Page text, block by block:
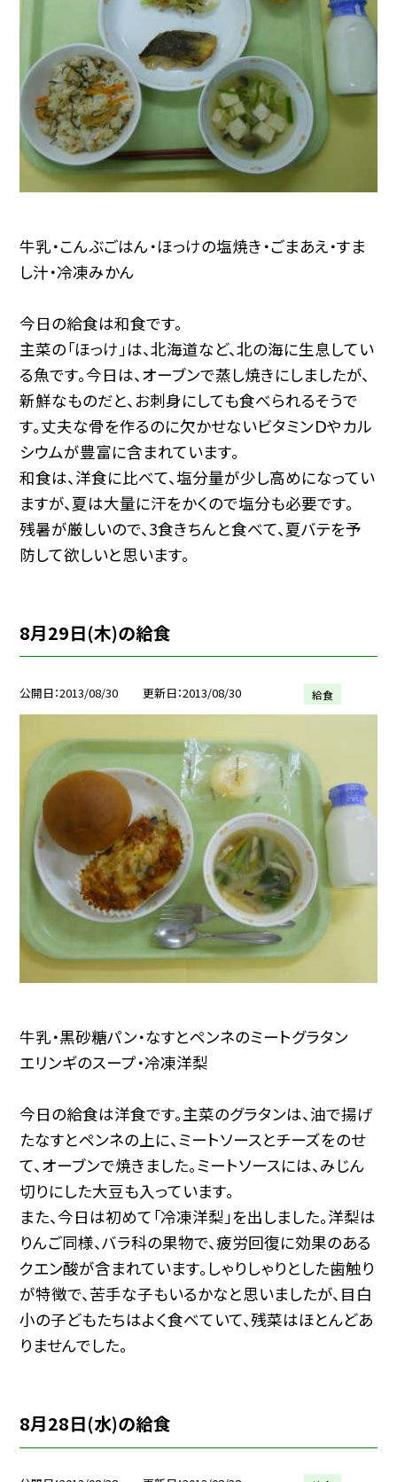
牛乳・こんぶごはん・ほっけの塩焼き・ごまあえ・すま
し汁・冷凍みかん
今日の給食は和食です。
主菜の「ほっけ」は、北海道など、北の海に生息してい
る魚です。今日は、オーブンで蒸し焼きにしましたが、
新鮮なものだと、お刺身にしても食べられるそうで
す。丈夫な骨を作るのに欠かせないビタミンＤやカル
シウムが豊富に含まれています。
和食は、洋食に比べて、塩分量が少し高めになってい
ますが、夏は大量に汗をかくので塩分も必要です。
残暑が厳しいので、3食きちんと食べて、夏バテを予
防して欲しいと思います。
8月29日(木)の給食
公開日 2013/08/30 更新日 2013/08/30 給食
牛乳・黒砂糖パン・なすとペンネのミートグラタン
エリンギのスープ・冷凍洋梨
今日の給食は洋食です。主菜のグラタンは、油で揚げ
たなすとペンネの上に、ミートソースとチーズをのせ
て、オーブンで焼きました。ミートソースには、みじん
切りにした大豆も入っています。
また、今日は初めて「冷凍洋梨」を出しました。洋梨は
りんご同様、バラ科の果物で、疲労回復に効果のある
クエン酸が含まれています。しゃりしゃりとした歯触り
が特徴で、苦手な子もいるかなと思いましたが、目白
小の子どもたちはよく食べていて、残菜はほとんどあ
りませんでした。
8月28日(水)の給食